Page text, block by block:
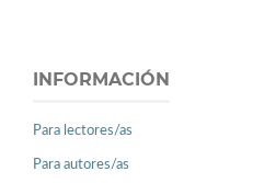
INFORMACIÓN
Para lectores/as
Para autores/as